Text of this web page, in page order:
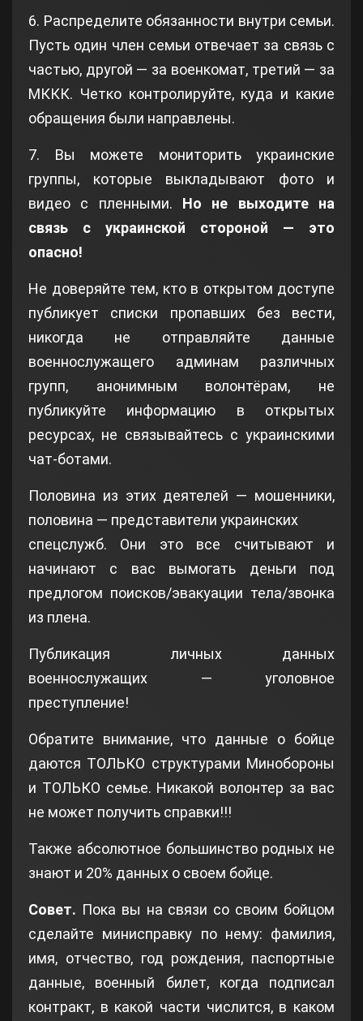
6. Распределите обязанности внутри семьи.
Пусть один член семьи отвечает за связь с
частью, другой — за военкомат, третий — за
МККК. Четко контролируйте, куда и какие
обращения были направлены.
7. Вы можете мониторить украинские
группы, которые выкладывают фото и
видео с пленными. Но не выходите на
связь с украинской стороной — это
опасно!
Не доверяйте тем, кто в открытом доступе
публикует списки пропавших без вести,
никогда не отправляйте данные
военнослужащего админам различных
групп, анонимным волонтёрам, не
публикуйте информацию в открытых
ресурсах, не связывайтесь с украинскими
чат-ботами.
Половина из этих деятелей — мошенники,
половина — представители украинских
спецслужб. Они это все считывают и
начинают с вас вымогать деньги под
предлогом поисков/эвакуации тела/звонка
из плена.
Публикация личных данных
военнослужащих — уголовное
преступление!
Обратите внимание, что данные о бойце
даются ТОЛЬКО структурами Минобороны
и ТОЛЬКО семье. Никакой волонтер за вас
не может получить справки!!!
Также абсолютное большинство родных не
знают и 20% данных о своем бойце.
Совет. Пока вы на связи со своим бойцом
сделайте минисправку по нему: фамилия,
имя, отчество, год рождения, паспортные
данные, военный билет, когда подписал
контракт, в какой части числится, в каком